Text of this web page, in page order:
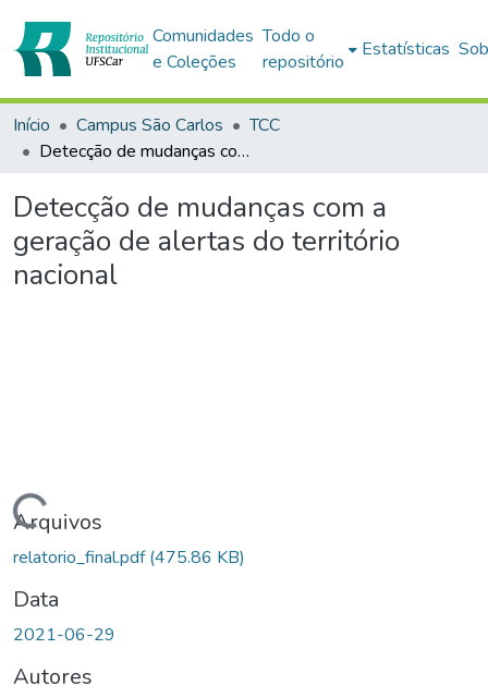
Comunidades
e Coleções
Todo o
repositório
Estatísticas
Início Campus São Carlos
TCC
Detecção de mudanças com a geração de alertas do território nacional
Detecção de mudanças com a
geração de alertas do território
nacional
Carregando...
Arquivos
relatorio_final.pdf(475.86 KB)
Data
2021-06-29
Autores